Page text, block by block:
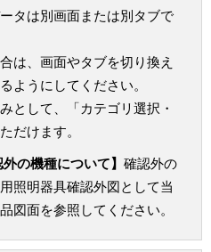
タは別画面または別タブで
は、画面やタブを切り換え
ようにしてください。
として、「カテゴリ選択・
だけます。
の機種について】 確認外の
照明器具確認外図として当
図面を参照してください。